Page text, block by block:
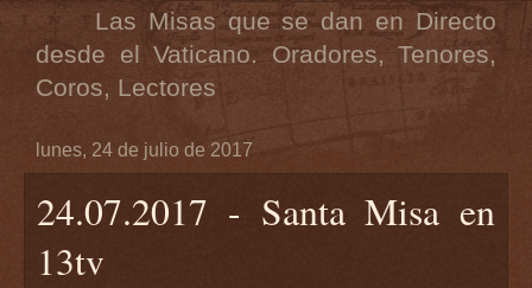
Las Misas que se dan en Directo
desde el Vaticano. Oradores, Tenores,
Coros, Lectores
lunes, 24 de julio de 2017
24.07.2017 - Santa Misa en
13tv